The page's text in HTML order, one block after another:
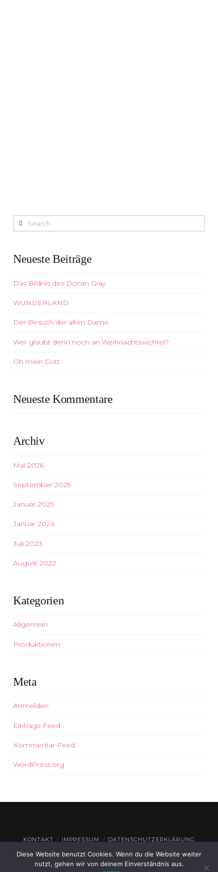
Search
Neueste Beiträge
Das Bildnis des Dorian Gray
WUNDERLAND
Der Besuch der alten Dame
Wer glaubt denn noch an Weihnachtswichtel?
Oh mein Gott
Neueste Kommentare
Archiv
Mai 2026
September 2025
Januar 2025
Januar 2024
Juli 2023
August 2022
Kategorien
Allgemein
Produktionen
Meta
Anmelden
Eintrags-Feed
Kommentar-Feed
WordPress.org
KONTAKT IMPRESSUM DATENSCHUTZERKLÄRUNG
© THEATERHAUS GEROLZHOFEN2026
Diese Website benutzt Cookies. Wenn du die Website weiter
nutzt, gehen wir von deinem Einverständnis aus.